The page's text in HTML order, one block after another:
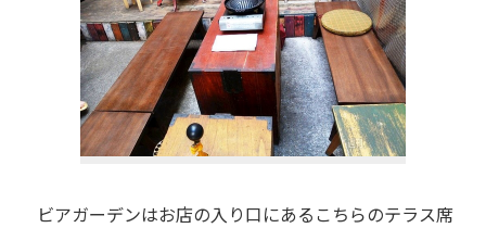
ビアガーデンはお店の入り口にあるこちらのテラス席